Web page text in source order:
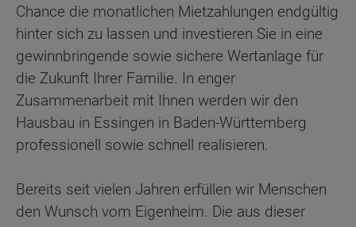
Chance die monatlichen Mietzahlungen endgültig
hinter sich zu lassen und investieren Sie in eine
gewinnbringende sowie sichere Wertanlage für
die Zukunft Ihrer Familie. In enger
Zusammenarbeit mit Ihnen werden wir den
Hausbau in Essingen in Baden-Württemberg
professionell sowie schnell realisieren.
Bereits seit vielen Jahren erfüllen wir Menschen
den Wunsch vom Eigenheim. Die aus dieser